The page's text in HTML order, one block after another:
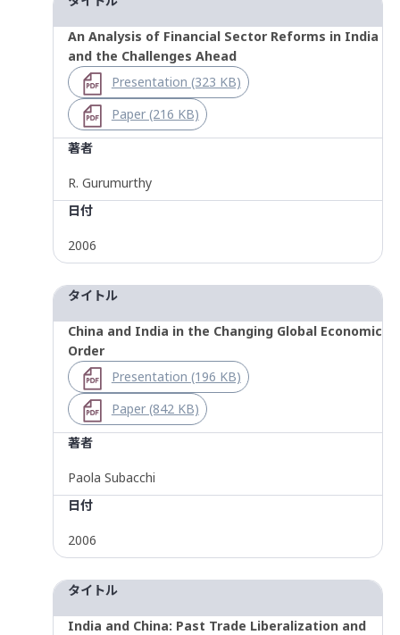
An Analysis of Financial Sector Reforms in India
and the Challenges Ahead
Presentation (323 KB)
Paper (216 KB)
著者
R. Gurumurthy
日付
2006
タイトル
China and India in the Changing Global Economic
Order
Presentation (196 KB)
Paper (842 KB)
著者
Paola Subacchi
日付
2006
タイトル
India and China: Past Trade Liberalization and